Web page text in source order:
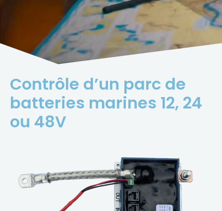
Contrôle d’un parc de
batteries marines 12, 24
ou 48V